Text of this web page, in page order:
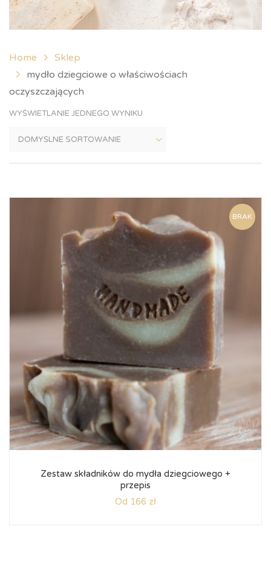
Home
Sklep
mydło dziegciowe o właściwościach
oczyszczających
WYŚWIETLANIE JEDNEGO WYNIKU
BRAK
Zestaw składników do mydła dziegciowego +
przepis
Od 166 zł